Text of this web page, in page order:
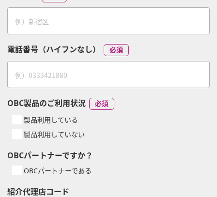
電話番号（ハイフンなし）
OBC製品のご利用状況
製品利用している
製品利用していない
OBCパートナーですか？
OBCパートナーである
紹介代理店コード